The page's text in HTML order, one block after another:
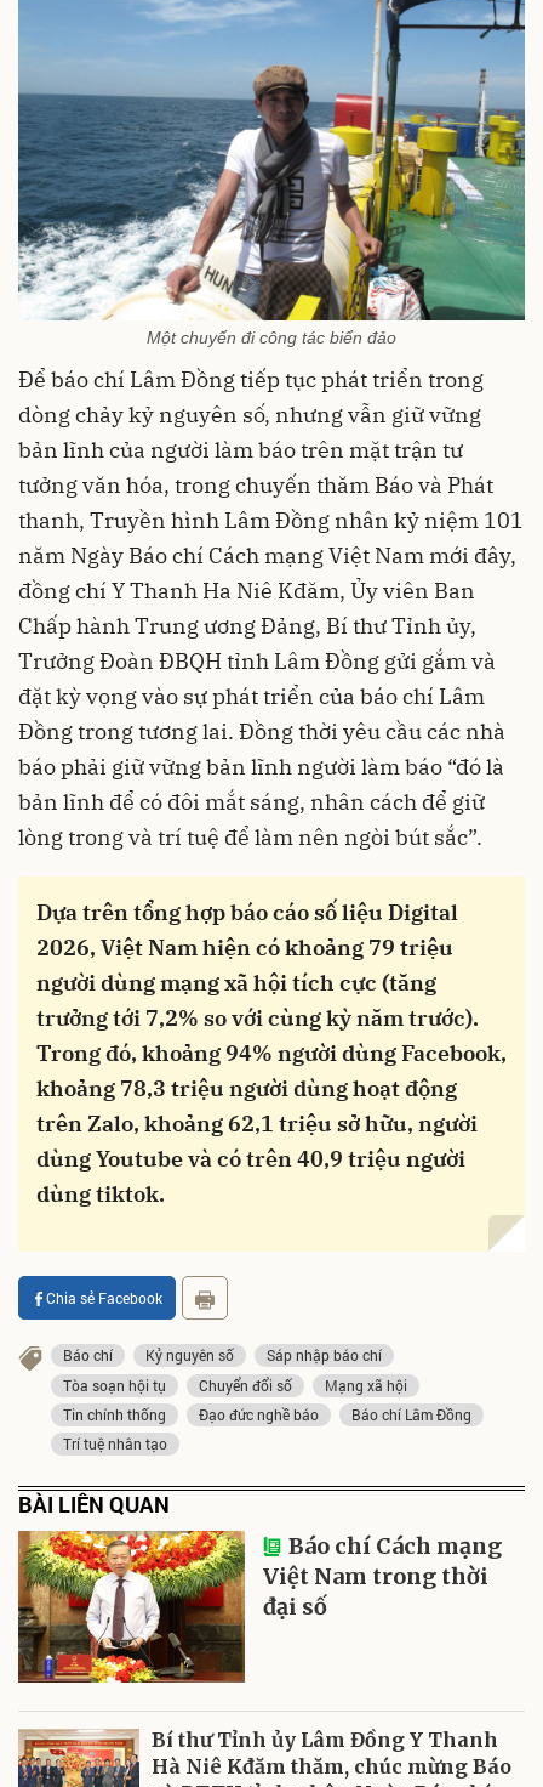
Một chuyến đi công tác biển đảo
Để báo chí Lâm Đồng tiếp tục phát triển trong
dòng chảy kỷ nguyên số, nhưng vẫn giữ vững
bản lĩnh của người làm báo trên mặt trận tư
tưởng văn hóa, trong chuyến thăm Báo và Phát
thanh, Truyền hình Lâm Đồng nhân kỷ niệm 101
năm Ngày Báo chí Cách mạng Việt Nam mới đây,
đồng chí Y Thanh Ha Niê Kđăm, Ủy viên Ban
Chấp hành Trung ương Đảng, Bí thư Tỉnh ủy,
Trưởng Đoàn ĐBQH tỉnh Lâm Đồng gửi gắm và
đặt kỳ vọng vào sự phát triển của báo chí Lâm
Đồng trong tương lai. Đồng thời yêu cầu các nhà
báo phải giữ vững bản lĩnh người làm báo “đó là
bản lĩnh để có đôi mắt sáng, nhân cách để giữ
lòng trong và trí tuệ để làm nên ngòi bút sắc”.
Dựa trên tổng hợp báo cáo số liệu Digital
2026, Việt Nam hiện có khoảng 79 triệu
người dùng mạng xã hội tích cực (tăng
trưởng tới 7,2% so với cùng kỳ năm trước).
Trong đó, khoảng 94% người dùng Facebook,
khoảng 78,3 triệu người dùng hoạt động
trên Zalo, khoảng 62,1 triệu sở hữu, người
dùng Youtube và có trên 40,9 triệu người
dùng tiktok.
Chia sẻ Facebook
Báo chí Kỷ nguyên số
Sáp nhập báo chí
Tòa soạn hội tụ
Chuyển đổi số
Mạng xã hội
Tin chính thống
Đạo đức nghề báo
Báo chí Lâm Đồng
Trí tuệ nhân tạo
BÀI LIÊN QUAN
Báo chí Cách mạng
Việt Nam trong thời
đại số
Bí thư Tỉnh ủy Lâm Đồng Y Thanh
Hà Niê Kđăm thăm, chúc mừng Báo